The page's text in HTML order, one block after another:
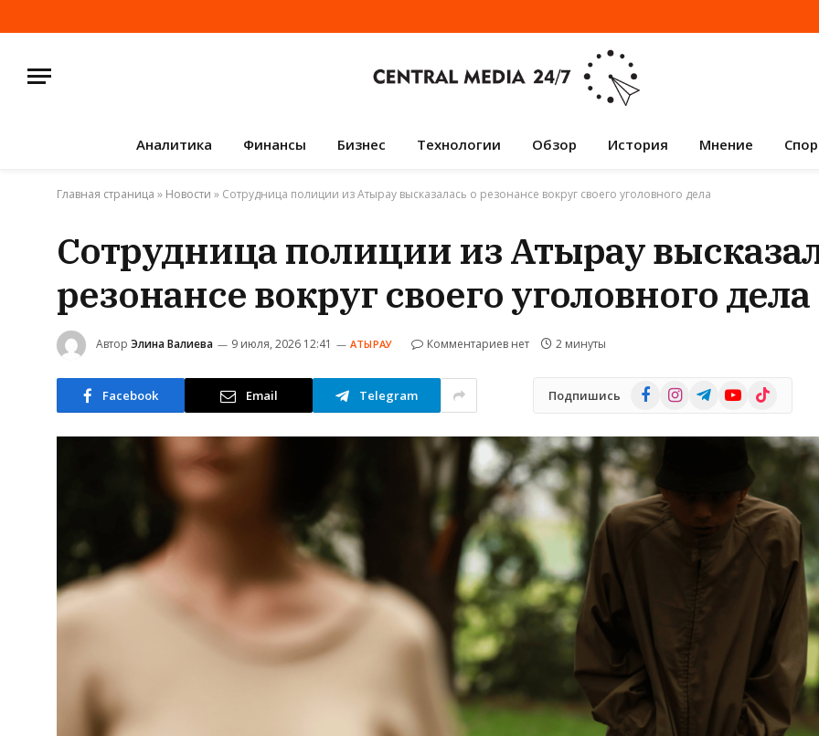
Аналитика Финансы Бизнес Технологии Обзор История Мнение
Главная страница » Новости » Сотрудница полиции из Атырау высказалась о резонансе вокруг своего уголовного дела
Сотрудница полиции из Атырау
резонансе вокруг своего уголовного дела
Автор Элина Валиева 9 июля, 2026 12:41 АТЫРАУ Комментариев нет 2 минуты
Facebook Email Telegram Подпишись FacebookInstagramTelegramYouTube
TikTok